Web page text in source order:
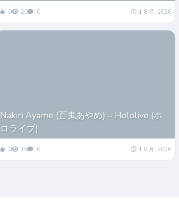
0 20 0 1 8 月, 2026
Nakiri Ayame (百鬼あやめ) – Hololive (ホ
ロライブ)
0 19 0 1 8 月, 2026